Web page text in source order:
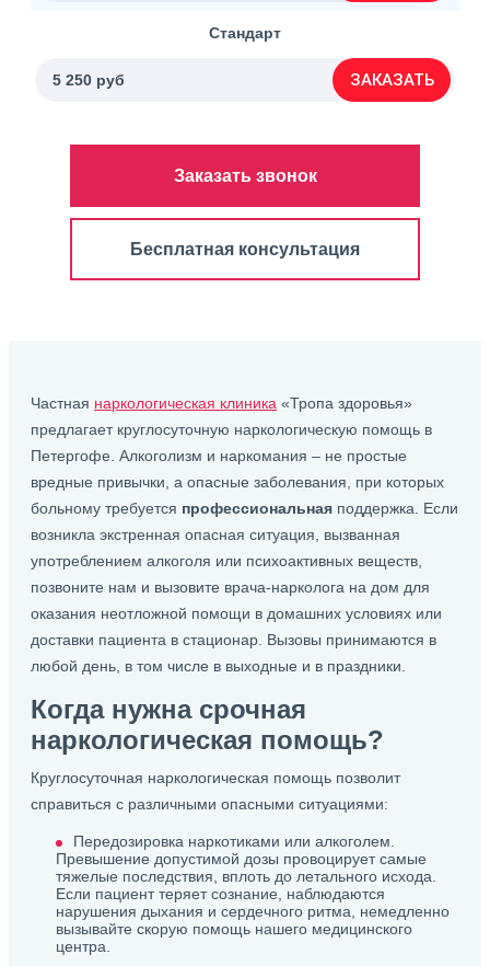
Стандарт
5 250 руб ЗАКАЗАТЬ
Заказать звонок
Бесплатная консультация
Частная наркологическая клиника «Тропа здоровья»
предлагает круглосуточную наркологическую помощь в
Петергофе. Алкоголизм и наркомания – не простые
вредные привычки, а опасные заболевания, при которых
больному требуется профессиональная поддержка. Если
возникла экстренная опасная ситуация, вызванная
употреблением алкоголя или психоактивных веществ,
позвоните нам и вызовите врача-нарколога на дом для
оказания неотложной помощи в домашних условиях или
доставки пациента в стационар. Вызовы принимаются в
любой день, в том числе в выходные и в праздники.
Когда нужна срочная
наркологическая помощь?
Круглосуточная наркологическая помощь позволит
справиться с различными опасными ситуациями:
Передозировка наркотиками или алкоголем.
Превышение допустимой дозы провоцирует самые
тяжелые последствия, вплоть до летального исхода.
Если пациент теряет сознание, наблюдаются
нарушения дыхания и сердечного ритма, немедленно
вызывайте скорую помощь нашего медицинского
центра.